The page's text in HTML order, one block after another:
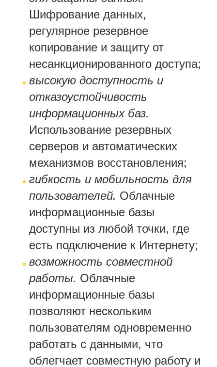
Шифрование данных,
регулярное резервное
копирование и защиту от
несанкционированного доступа;
высокую доступность и
отказоустойчивость
информационных баз.
Использование резервных
серверов и автоматических
механизмов восстановления;
гибкость и мобильность для
пользователей. Облачные
информационные базы
доступны из любой точки, где
есть подключение к Интернету;
возможность совместной
работы. Облачные
информационные базы
позволяют нескольким
пользователям одновременно
работать с данными, что
облегчает совместную работу и